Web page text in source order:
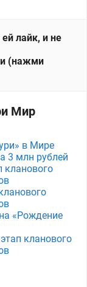
ей лайк, и не
(нажми
Мир
в Мире
3 млн рублей
кланового
«Рождение
кланового